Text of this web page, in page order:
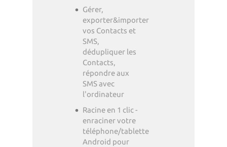
Gérer,
exporter&importer
vos Contacts et
SMS,
dédupliquer les
Contacts,
répondre aux
SMS avec
l'ordinateur
Racine en 1 clic -
enraciner votre
téléphone/tablette
Android pour